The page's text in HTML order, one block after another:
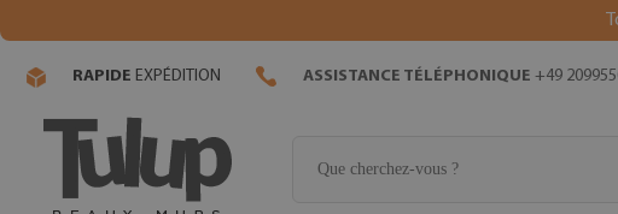
RAPIDE EXPÉDITION ASSISTANCE TÉLÉPHONIQUE +49